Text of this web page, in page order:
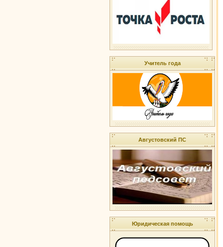
Учитель года
Августовский ПС
Юридическая помощь